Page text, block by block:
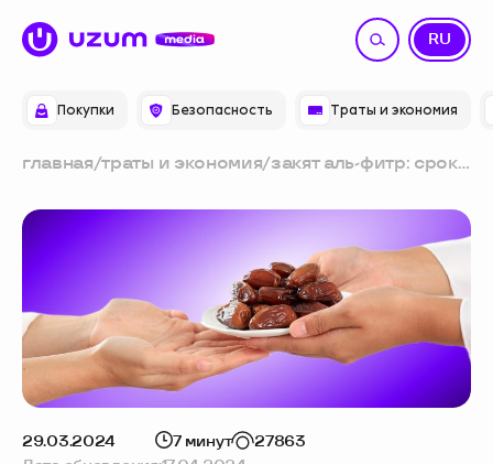
Покупки Безопасность Траты и экономия
RU
UZ
главная/траты и экономия/закят аль-фитр: сроки
2024 году
29.03.2024 7 минут
27863